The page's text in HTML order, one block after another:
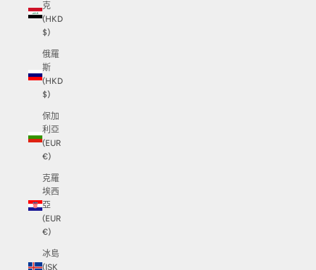
克
(HKD
$)
俄羅
斯
(HKD
$)
保加
利亞
(EUR
€)
克羅
埃西
亞
(EUR
€)
冰島
(ISK